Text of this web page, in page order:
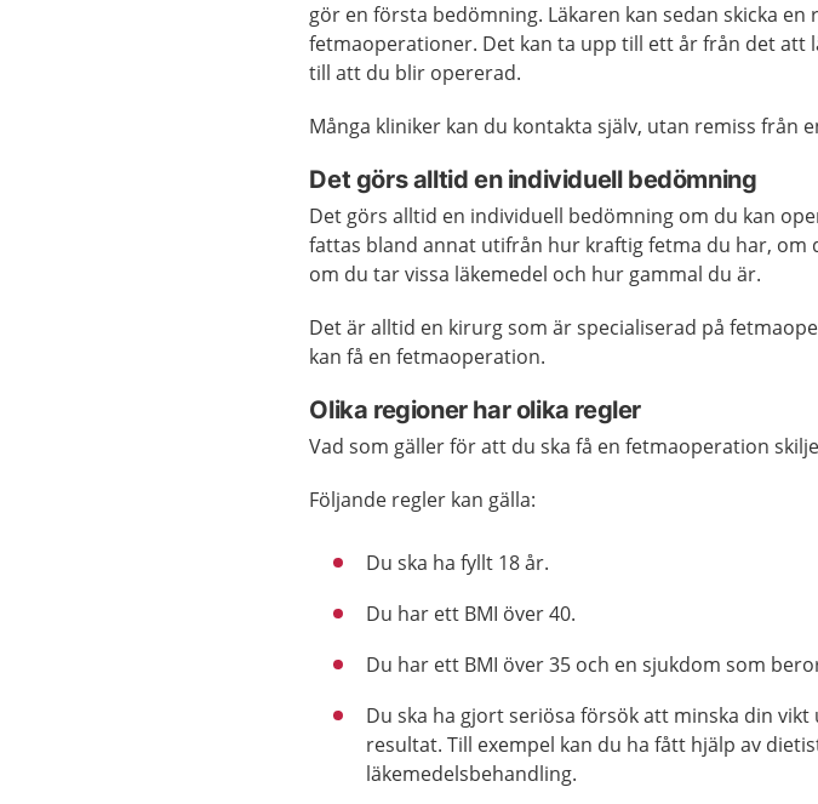
gör en första bedömning. Läkaren kan sedan skicka
fetmaoperationer. Det kan ta upp till ett år från det att
till att du blir opererad.
Många kliniker kan du kontakta själv, utan remiss från
Det görs alltid en individuell bedömning
Det görs alltid en individuell bedömning om du kan
fattas bland annat utifrån hur kraftig fetma du har, om
om du tar vissa läkemedel och hur gammal du är.
Det är alltid en kirurg som är specialiserad på
kan få en fetmaoperation.
Olika regioner har olika regler
Vad som gäller för att du ska få en fetmaoperation
Följande regler kan gälla:
Du ska ha fyllt 18 år.
Du har ett BMI över 40.
Du har ett BMI över 35 och en sjukdom som
Du ska ha gjort seriösa försök att minska din
resultat. Till exempel kan du ha fått hjälp av
läkemedelsbehandling.